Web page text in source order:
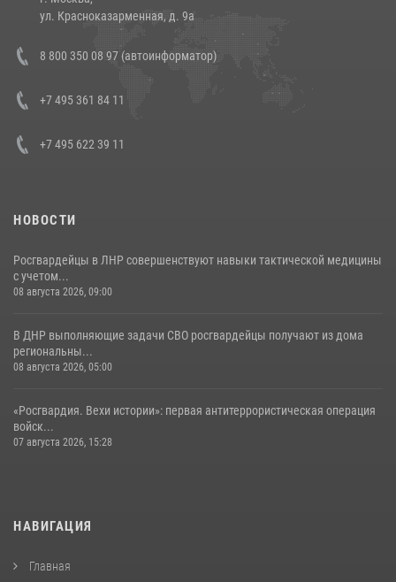
14 июля 2026, 12:20
Состоялась рабочая встреча директора Росгвардии Героя России
генерала армии Виктора Золотова с заместителем полномочного
представителя Президента Российской Федерации в Северо-
Кавказском федеральном округе Виталием Кузнецовым
ул. Красноказарменная, д. 9а
8 800 350 08 97 (автоинформатор)
+7 495 361 84 11
+7 495 622 39 11
НОВОСТИ
Росгвардейцы в ЛНР совершенствуют навыки тактической медицины
с учетом...
08 августа 2026, 09:00
В ДНР выполняющие задачи СВО росгвардейцы получают из дома
региональны...
08 августа 2026, 05:00
«Росгвардия. Вехи истории»: первая антитеррористическая операция
войск...
07 августа 2026, 15:28
НАВИГАЦИЯ
Главная